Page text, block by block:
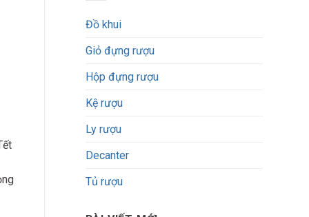
Đồ khui
Giỏ đựng rượu
Hộp đựng rượu
Kệ rượu
Ly rượu
Decanter
Tủ rượu